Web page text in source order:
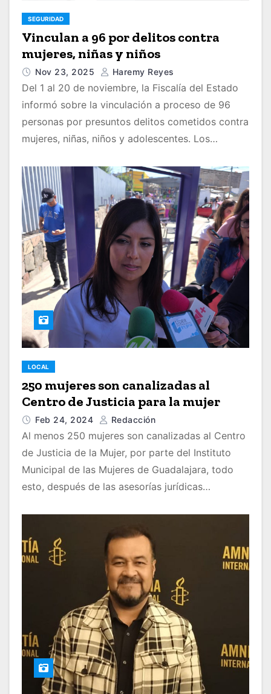
SEGURIDAD
Vinculan a 96 por delitos contra
mujeres, niñas y niños
Nov 23, 2025 Haremy Reyes
Del 1 al 20 de noviembre, la Fiscalía del Estado
informó sobre la vinculación a proceso de 96
personas por presuntos delitos cometidos contra
mujeres, niñas, niños y adolescentes. Los…
LOCAL
250 mujeres son canalizadas al
Centro de Justicia para la mujer
Feb 24, 2024 Redacción
Al menos 250 mujeres son canalizadas al Centro
de Justicia de la Mujer, por parte del Instituto
Municipal de las Mujeres de Guadalajara, todo
esto, después de las asesorías jurídicas…